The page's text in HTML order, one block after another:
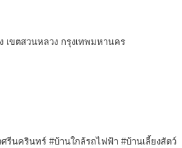
ขตสวนหลวง กรุงเทพมหานคร
รีนครินทร์ #บ้านใกล้รถไฟฟ้า #บ้านเลี้ยงสัตว์